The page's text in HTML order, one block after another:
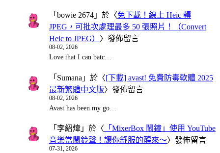
「 bowie 2674 」於〈免下載！線上 Heic 轉
JPEG，可批次處理最多 50 張照片！（Convert
Heic to JPEG） 〉發佈留言
08-02, 2026
Love that I can batc…
「 Sumana 」於〈[下載] avast! 免費防毒軟體 2025
最新繁體中文版〉發佈留言
08-02, 2026
Avast has been my go…
「 李紹煒 」於〈 「MixerBox 鬧鐘」使用 YouTube
音樂當鬧鈴聲！讓你舒服的醒來～〉發佈留言
07-31, 2026